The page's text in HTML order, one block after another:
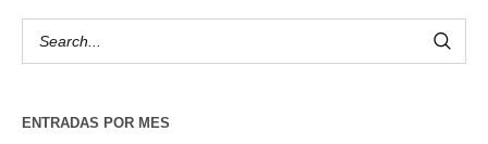
ENTRADAS POR MES